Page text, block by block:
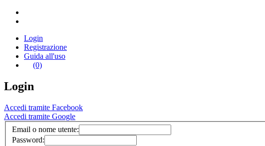
Login
Registrazione
Guida all'uso
(0)
Login
Accedi tramite Facebook
Accedi tramite Google
Email o nome utente:
Password: